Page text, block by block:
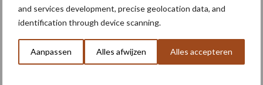
and services development, precise geolocation data, and
identification through device scanning.
Aanpassen Alles afwijzen Alles accepteren
Nieuwste model CR11